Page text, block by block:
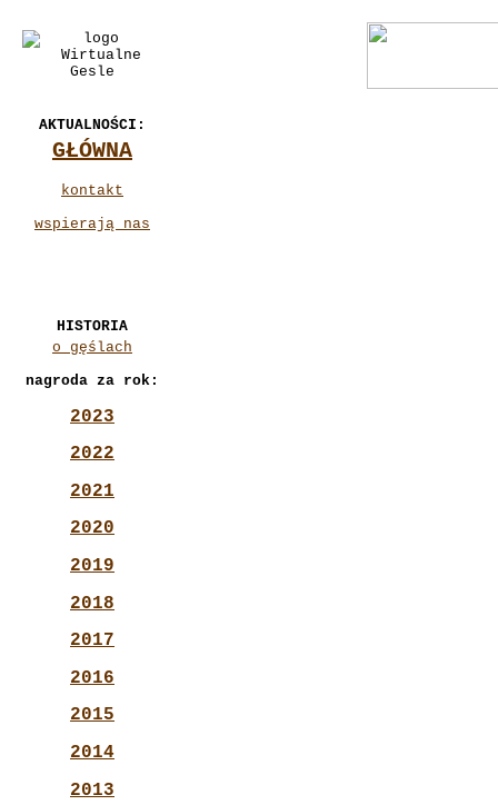
AKTUALNOŚCI:
GŁÓWNA
kontakt
wspierają nas
HISTORIA
o gęślach
nagroda za rok:
2023
2022
2021
2020
2019
2018
2017
2016
2015
2014
2013